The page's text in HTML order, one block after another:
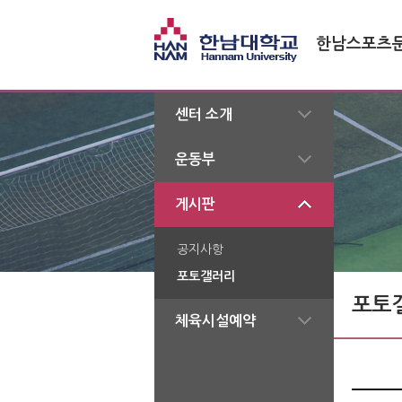
한남스포츠
센터 소개
운동부
게시판
공지사항
포토갤러리
체육시설예약
포토